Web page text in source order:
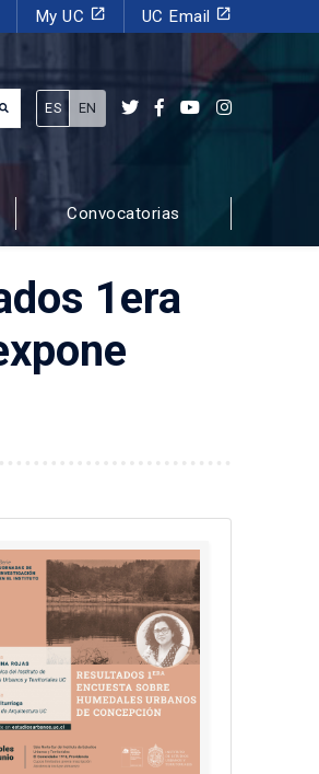
My UC launch UC Email launch
ES EN
Convocatorias
1era